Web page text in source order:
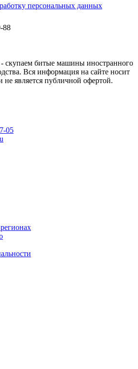
персональных данных
88
скупаем битые машины иностранного
Вся информация на сайте носит
не является публичной офертой.
05